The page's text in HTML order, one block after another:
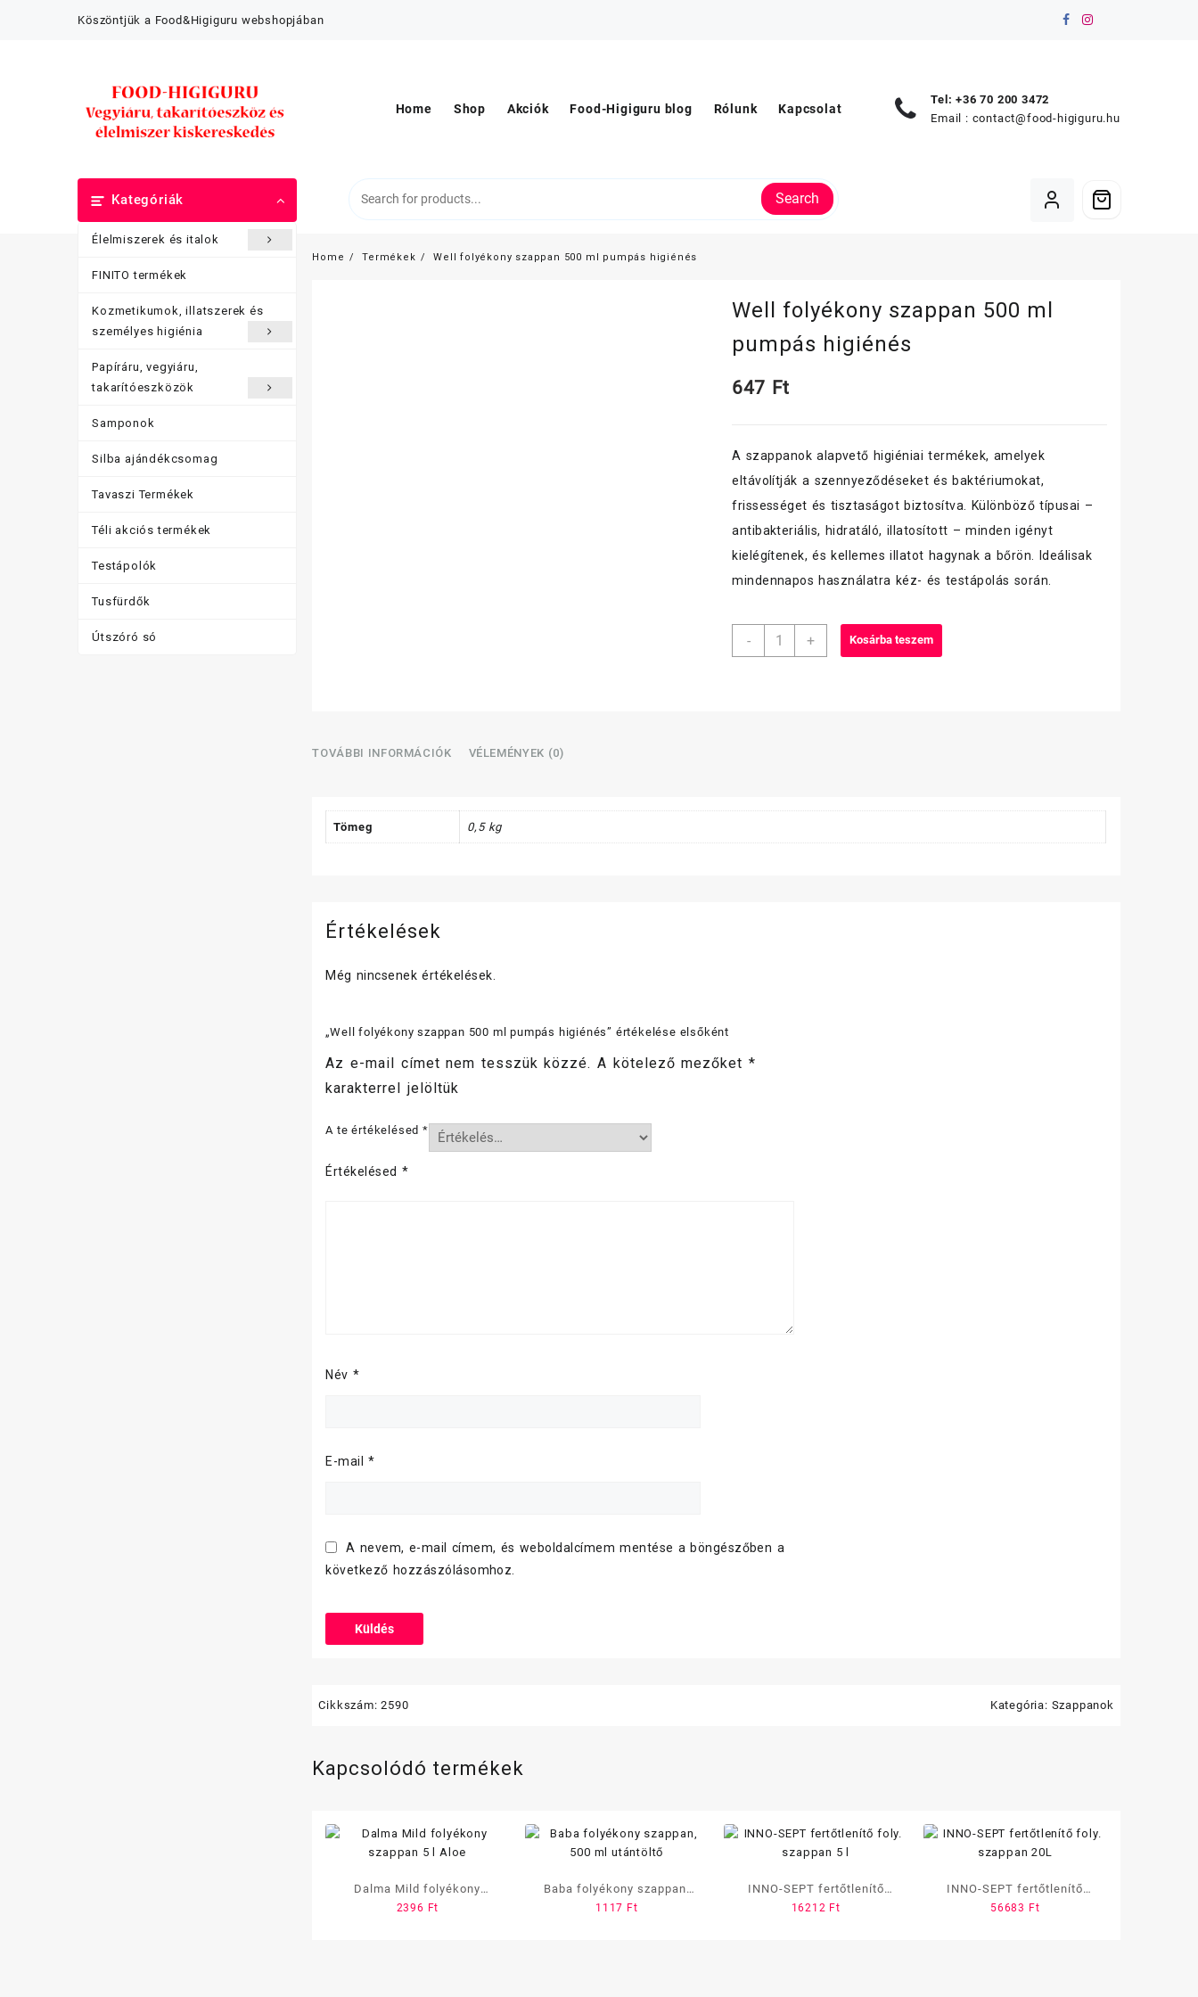
Köszöntjük a Food&Higiguru webshopjában
Home Shop Akciók Food-Higiguru blog Rólunk Kapcsolat
Tel: +36 70 200 3472
Email : contact@food-higiguru.hu
Kategóriák
Élelmiszerek és italok
FINITO termékek
Kozmetikumok, illatszerek és
személyes higiénia
Papíráru, vegyiáru,
takarítóeszközök
Samponok
Silba ajándékcsomag
Tavaszi Termékek
Téli akciós termékek
Testápolók
Tusfürdők
Útszóró só
Search
Home Termékek Well folyékony szappan 500 ml pumpás higiénés
Well folyékony szappan 500 ml
pumpás higiénés
647 Ft
A szappanok alapvető higiéniai termékek, amelyek
eltávolítják a szennyeződéseket és baktériumokat,
frissességet és tisztaságot biztosítva. Különböző típusai –
antibakteriális, hidratáló, illatosított – minden igényt
kielégítenek, és kellemes illatot hagynak a bőrön. Ideálisak
mindennapos használatra kéz- és testápolás során.
-
Well
+ Kosárba teszem
TOVÁBBI INFORMÁCIÓK VÉLEMÉNYEK (0)
Tömeg 0,5 kg
Értékelések
Még nincsenek értékelések.
„Well folyékony szappan 500 ml pumpás higiénés” értékelése elsőként
Az e-mail címet nem tesszük közzé. A kötelező mezőket *
karakterrel jelöltük
A te értékelésed *
Értékelésed *
Név *
E-mail*
A nevem, e-mail címem, és weboldalcímem mentése a böngészőben a
következő hozzászólásomhoz.
Cikkszám:2590 Kategória: Szappanok
Kapcsolódó termékek
Dalma Mild folyékony
szappan 5 l Aloe
2396 Ft
Baba folyékony szappan,
500 ml utántöltő
1117 Ft
INNO-SEPT fertőtlenítő
16212 Ft
INNO-SEPT fertőtlenítő
foly. szappan 20L
56683 Ft